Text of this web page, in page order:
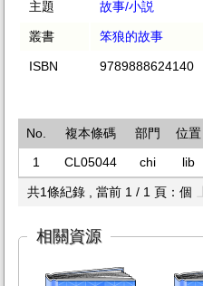
主題 故事/小説
叢書 笨狼的故事
ISBN 9789888624140
No. 複本條碼 部門 位置
1
CL05044 chi lib
共1條紀錄 , 當前 1 / 1 頁：個
相關資源